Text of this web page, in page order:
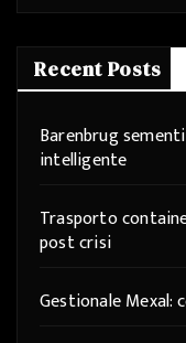
Recent Posts
Barenbrug
intelligente
Trasporto
post crisi
Gestionale Mexal: